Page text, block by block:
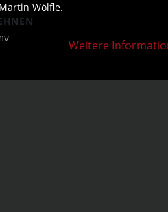
Wölfle.
Weitere